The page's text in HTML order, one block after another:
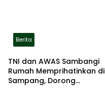
Berita
TNI dan AWAS Sambangi
Rumah Memprihatinkan di
Sampang, Dorong